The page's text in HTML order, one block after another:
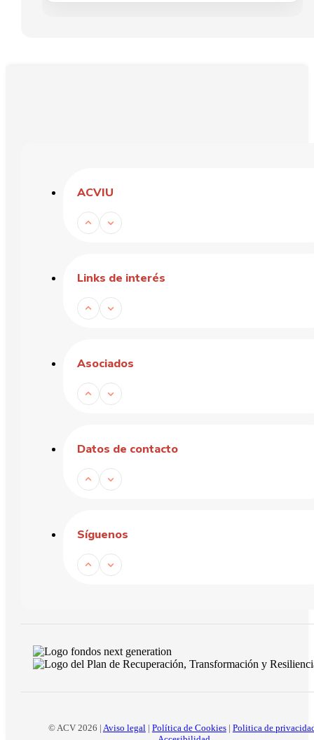
ACVIU
Links de interés
Asociados
Datos de contacto
Síguenos
© ACV 2026 | Aviso legal| Política de Cookies| Politica de